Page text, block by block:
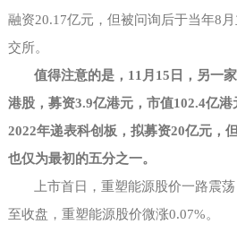
融资20.17亿元，但被问询后于当年8
交所。
值得注意的是， 11月15日，另一
港股，募资3.9亿港元，市值102.4亿
2022年递表科创板，拟募资20亿元，
也仅为最初的五分之一。
上市首日，重塑能源股价一路震
至收盘，重塑能源股价微涨0.07%。